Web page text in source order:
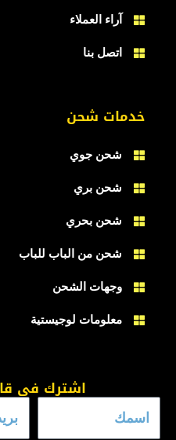
آراء العملاء
اتصل بنا
خدمات شحن
شحن جوي
شحن بري
شحن بحري
شحن من الباب للباب
وجهات الشحن
معلومات لوجيستية
اشترك في